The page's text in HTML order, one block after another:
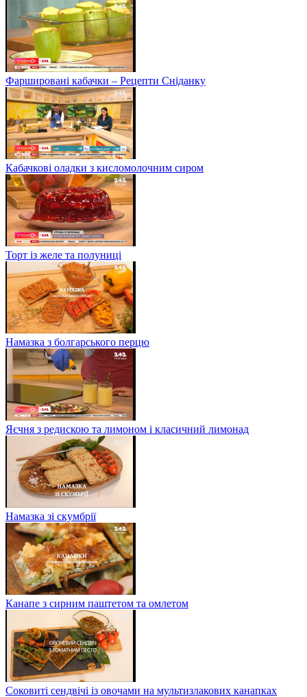
Фаршировані кабачки – Рецепти Сніданку
Кабачкові оладки з кисломолочним сиром
Торт із желе та полуниці
Намазка з болгарського перцю
Яєчня з редискою та лимоном і класичний лимонад
Намазка зі скумбрії
Канапе з сирним паштетом та омлетом
Соковиті сендвічі із овочами на мультизлакових канапках